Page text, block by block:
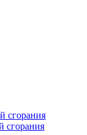
сгорания
сгорания